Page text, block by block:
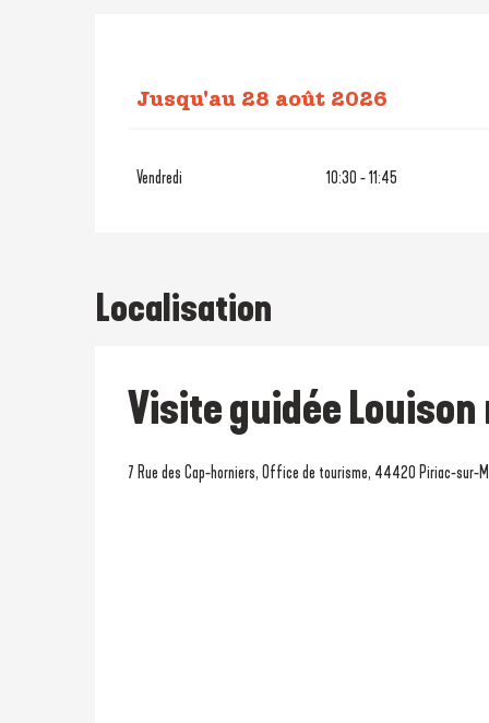
Jusqu'au 28 août 2026
Vendredi
10:30 - 11:45
Localisation
Visite guidée
7 Rue des Cap-horniers, Office de tourisme, 44420 Piriac-sur-